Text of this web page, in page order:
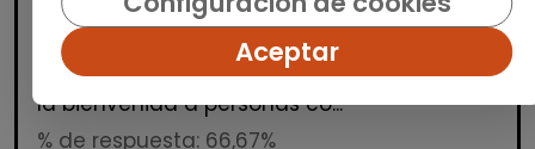
puesto de manipulados en nuestro Centro
Especial de Empleo. Trabajo a turnos en
horario de mañana, tarde y noche. Damos
la bienvenida a personas co...
% de respuesta: 66,67%
Aceptar